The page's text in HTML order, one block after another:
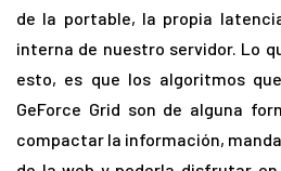
de la portable, la propia
interna de nuestro servidor. Lo
esto, es que los algoritmos
GeForce Grid son de alguna
compactar la información,